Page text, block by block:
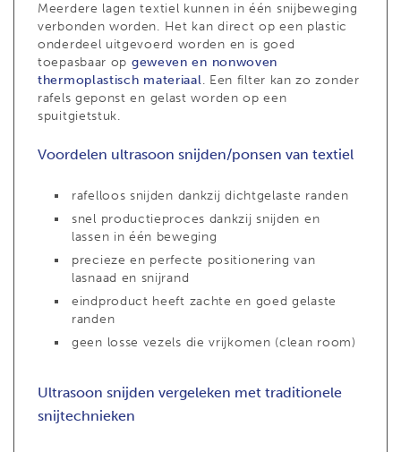
Meerdere lagen textiel kunnen in één snijbeweging
verbonden worden. Het kan direct op een plastic
onderdeel uitgevoerd worden en is goed
toepasbaar op geweven en nonwoven
thermoplastisch materiaal. Een filter kan zo zonder
rafels geponst en gelast worden op een
spuitgietstuk.
Voordelen ultrasoon snijden/ponsen van textiel
rafelloos snijden dankzij dichtgelaste randen
snel productieproces dankzij snijden en
lassen in één beweging
precieze en perfecte positionering van
lasnaad en snijrand
eindproduct heeft zachte en goed gelaste
randen
geen losse vezels die vrijkomen (clean room)
Ultrasoon snijden vergeleken met traditionele
snijtechnieken